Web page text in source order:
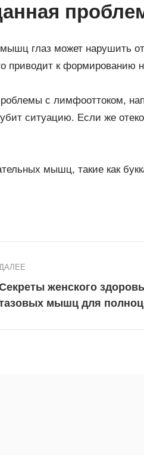
глаз может нарушить
приводит к формированию
с лимфооттоком,
ситуацию. Если же
мышц, такие как
женского
мышц для